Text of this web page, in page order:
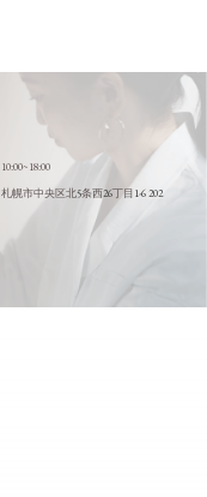
10:00~18:00
札幌市中央区北5条西26丁目 1-6 202